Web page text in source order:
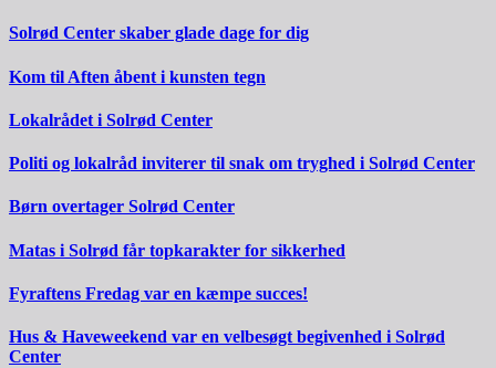
Solrød Center skaber glade dage for dig
Kom til Aften åbent i kunsten tegn
Lokalrådet i Solrød Center
Politi og lokalråd inviterer til snak om tryghed i Solrød Center
Børn overtager Solrød Center
Matas i Solrød får topkarakter for sikkerhed
Fyraftens Fredag var en kæmpe succes!
Hus & Haveweekend var en velbesøgt begivenhed i Solrød
Center